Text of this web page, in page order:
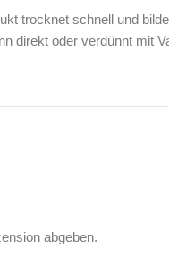
trocknet schnell und
direkt oder verdünnt mit
abgeben.